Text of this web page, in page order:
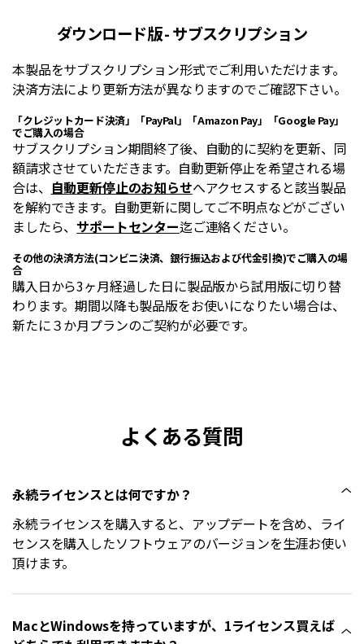
ダウンロード版 - サブスクリプション
本製品をサブスクリプション形式でご利用いただけます。
決済方法により更新方法が異なりますのでご確認下さい。
「クレジットカード決済」「PayPal」「Amazon Pay」「Google Pay」
でご購入の場合
サブスクリプション期間終了後、自動的に契約を更新、同
額請求させていただきます。自動更新停止を希望される場
合は、 自動更新停止のお知らせへアクセスすると該当製品
を解約できます。自動更新に関してご不明点などがござい
ましたら、サポートセンター迄ご連絡ください。
その他の決済方法(コンビニ決済、銀行振込および代金引換)でご購入の場
合
購入日から3ヶ月経過した日に製品版から試用版に切り替
わります。期間以降も製品版をお使いになりたい場合は、
新たに３か月プランのご契約が必要です。
よくある質問
永続ライセンスとは何ですか？
永続ライセンスを購入すると、アップデートを含め、ライ
センスを購入したソフトウェアのバージョンを生涯お使い
頂けます。
MacとWindowsを持っていますが、1ライセンス買えば